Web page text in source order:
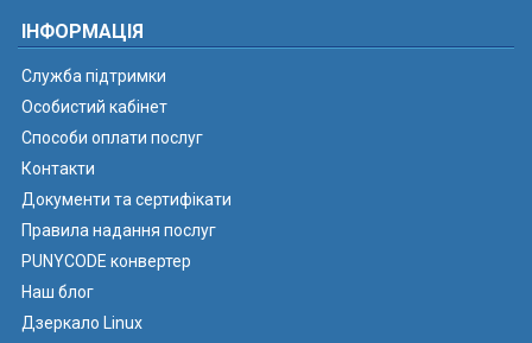
ІНФОРМАЦІЯ
Служба підтримки
Особистий кабінет
Способи оплати послуг
Контакти
Документи та сертифікати
Правила надання послуг
PUNYCODE конвертер
Наш блог
Дзеркало Linux